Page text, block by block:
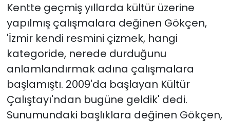
Kentte geçmiş yıllarda kültür üzerine
yapılmış çalışmalara değinen Gökçen,
'İzmir kendi resmini çizmek, hangi
kategoride, nerede durduğunu
anlamlandırmak adına çalışmalara
başlamıştı. 2009'da başlayan Kültür
Çalıştayı'ndan bugüne geldik' dedi.
Sunumundaki başlıklara değinen Gökçen,